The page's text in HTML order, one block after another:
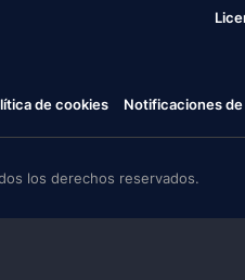
de cookies Notificaciones
los derechos reservados.